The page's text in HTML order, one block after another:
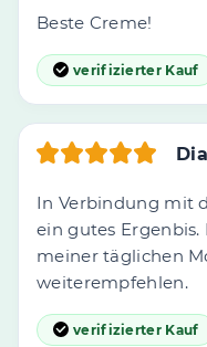
Beste Creme!
verifizierter Kauf
In Verbindung mit
ein gutes
meiner täglichen
weiterempfehlen.
verifizierter Kauf